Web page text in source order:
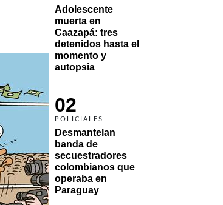
Adolescente
muerta en
Caazapá: tres
detenidos hasta el
momento y
autopsia
02
POLICIALES
Desmantelan
banda de
secuestradores
colombianos que
operaba en
Paraguay